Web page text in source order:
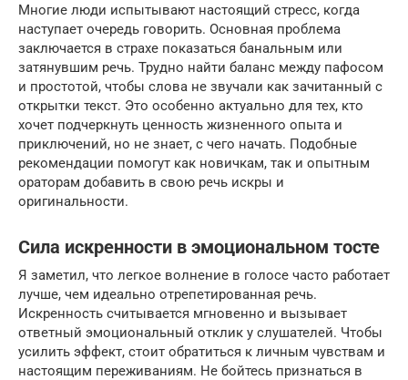
Многие люди испытывают настоящий стресс, когда
наступает очередь говорить. Основная проблема
заключается в страхе показаться банальным или
затянувшим речь. Трудно найти баланс между пафосом
и простотой, чтобы слова не звучали как зачитанный с
открытки текст. Это особенно актуально для тех, кто
хочет подчеркнуть ценность жизненного опыта и
приключений, но не знает, с чего начать. Подобные
рекомендации помогут как новичкам, так и опытным
ораторам добавить в свою речь искры и
оригинальности.
Сила искренности в эмоциональном тосте
Я заметил, что легкое волнение в голосе часто работает
лучше, чем идеально отрепетированная речь.
Искренность считывается мгновенно и вызывает
ответный эмоциональный отклик у слушателей. Чтобы
усилить эффект, стоит обратиться к личным чувствам и
настоящим переживаниям. Не бойтесь признаться в